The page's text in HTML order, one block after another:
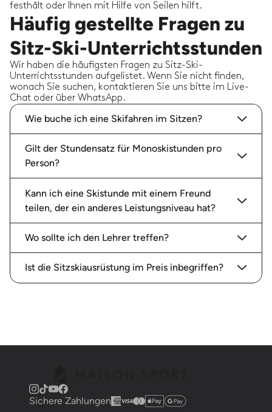
festhält oder Ihnen mit Hilfe von Seilen hilft.
Häufig gestellte Fragen zu
Sitz-Ski-Unterrichtsstunden
Wir haben die häufigsten Fragen zu Sitz-Ski-
Unterrichtsstunden aufgelistet. Wenn Sie nicht finden,
wonach Sie suchen, kontaktieren Sie uns bitte im Live-
Chat oder über WhatsApp.
Wie buche ich eine Skifahren im Sitzen?
Gilt der Stundensatz für Monoskistunden pro
Person?
Kann ich eine Skistunde mit einem Freund
teilen, der ein anderes Leistungsniveau hat?
Wo sollte ich den Lehrer treffen?
Ist die Sitzskiausrüstung im Preis inbegriffen?
Sichere Zahlungen